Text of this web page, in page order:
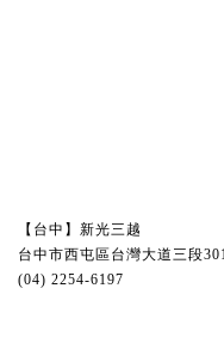
【台中】新光三越
台中市西屯區台灣大道三段
(04) 2254-6197